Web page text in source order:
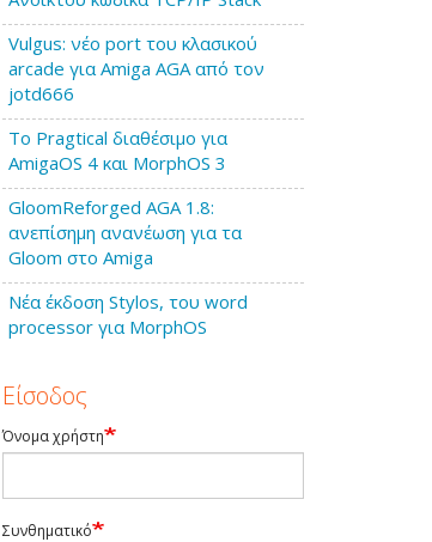
Vulgus: νέο port του κλασικού
arcade για Amiga AGA από τον
jotd666
Το Pragtical διαθέσιμο για
AmigaOS 4 και MorphOS 3
GloomReforged AGA 1.8:
ανεπίσημη ανανέωση για τα
Gloom στο Amiga
Νέα έκδοση Stylos, του word
processor για MorphOS
Είσοδος
Όνομα χρήστη
Συνθηματικό